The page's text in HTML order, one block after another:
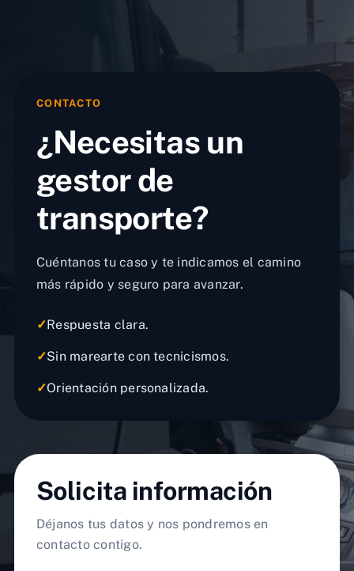
CONTACTO
¿Necesitas un
gestor de
transporte?
Cuéntanos tu caso y te indicamos el camino
más rápido y seguro para avanzar.
✓Respuesta clara.
✓Sin marearte con tecnicismos.
✓Orientación personalizada.
Solicita información
Déjanos tus datos y nos pondremos en
contacto contigo.